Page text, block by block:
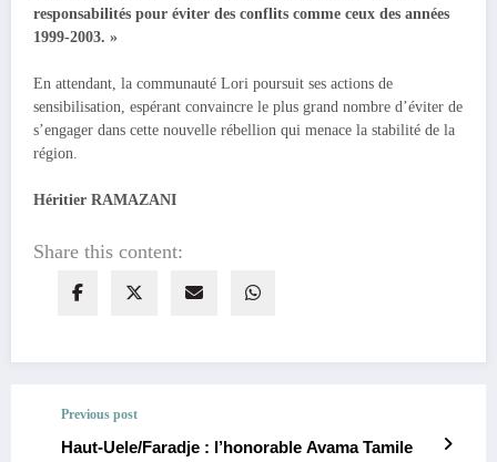
responsabilités pour éviter des conflits comme ceux des années
1999-2003. »
En attendant, la communauté Lori poursuit ses actions de
sensibilisation, espérant convaincre le plus grand nombre d’éviter de
s’engager dans cette nouvelle rébellion qui menace la stabilité de la
région.
Héritier RAMAZANI
Share this content:
Previous post
Haut-Uele/Faradje : l’honorable Avama Tamile